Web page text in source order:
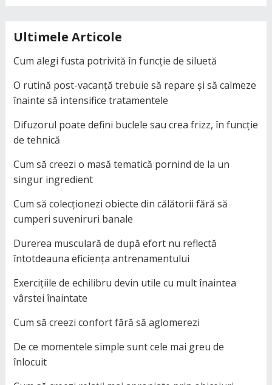
Ultimele Articole
Cum alegi fusta potrivită în funcție de siluetă
O rutină post-vacanță trebuie să repare și să calmeze
înainte să intensifice tratamentele
Difuzorul poate defini buclele sau crea frizz, în funcție
de tehnică
Cum să creezi o masă tematică pornind de la un
singur ingredient
Cum să colecționezi obiecte din călătorii fără să
cumperi suveniruri banale
Durerea musculară de după efort nu reflectă
întotdeauna eficiența antrenamentului
Exercițiile de echilibru devin utile cu mult înaintea
vârstei înaintate
Cum să creezi confort fără să aglomerezi
De ce momentele simple sunt cele mai greu de
înlocuit